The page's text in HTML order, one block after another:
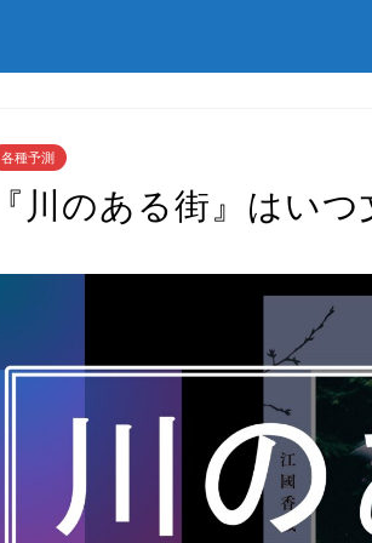
各種予測
『川のある街』はい